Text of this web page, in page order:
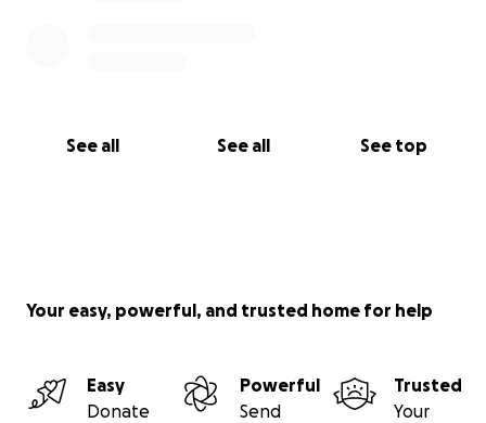
See all See all See top
Your easy, powerful, and trusted home for help
Easy
Donate
Powerful
Send
Trusted
Your